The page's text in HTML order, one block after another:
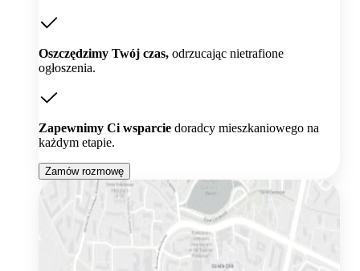
Oszczędzimy Twój czas, odrzucając nietrafione
ogłoszenia.
Zapewnimy Ci wsparcie doradcy mieszkaniowego na
każdym etapie.
Zamów rozmowę